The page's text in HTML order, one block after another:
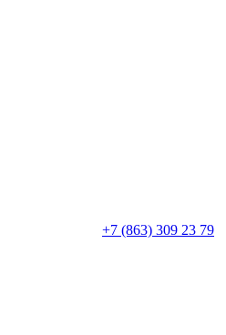
+7 (863) 309 23 79